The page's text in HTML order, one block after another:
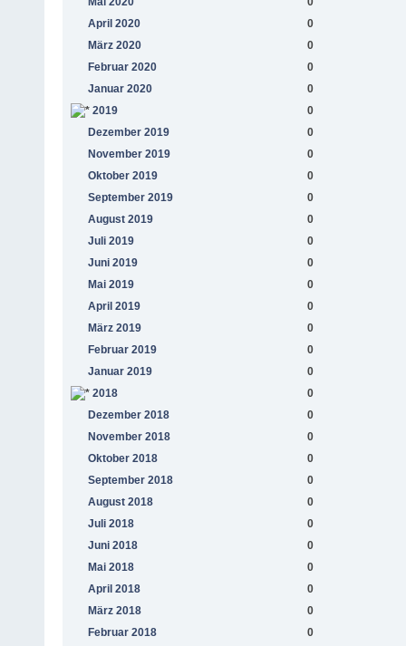
April 2020
0
März 2020
0
Februar 2020
0
Januar 2020
0
2019
0
Dezember 2019
0
November 2019
0
Oktober 2019
0
September 2019
0
August 2019
0
Juli 2019
0
Juni 2019
0
Mai 2019
0
April 2019
0
März 2019
0
Februar 2019
0
Januar 2019
0
2018
0
Dezember 2018
0
November 2018
0
Oktober 2018
0
September 2018
0
August 2018
0
Juli 2018
0
Juni 2018
0
Mai 2018
0
April 2018
0
März 2018
0
Februar 2018
0